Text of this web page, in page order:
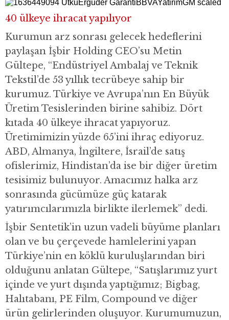
40 ülkeye ihracat yapılıyor
Kurumun arz sonrası gelecek hedeflerini
paylaşan İşbir Holding CEO’su Metin
Gültepe, “Endüstriyel Ambalaj ve Teknik
Tekstil’de 53 yıllık tecrübeye sahip bir
kurumuz. Türkiye ve Avrupa’nın En Büyük
Üretim Tesislerinden birine sahibiz. Dört
kıtada 40 ülkeye ihracat yapıyoruz.
Üretimimizin yüzde 65’ini ihraç ediyoruz.
ABD, Almanya, İngiltere, İsrail’de satış
ofislerimiz, Hindistan’da ise bir diğer üretim
tesisimiz bulunuyor. Amacımız halka arz
sonrasında gücümüze güç katarak
yatırımcılarımızla birlikte ilerlemek” dedi.
İşbir Sentetik’in uzun vadeli büyüme planları
olan ve bu çerçevede hamlelerini yapan
Türkiye’nin en köklü kuruluşlarından biri
olduğunu anlatan Gültepe, “Satışlarımız yurt
içinde ve yurt dışında yaptığımız; Bigbag,
Halıtabanı, PE Film, Compound ve diğer
ürün gelirlerinden oluşuyor. Kurumumuzun,